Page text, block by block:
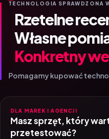
TECHNOLOGIA SPRAWDZONA
Rzetelne
Własne
Konkretny
Pomagamy kupować
DLA MAREK I AGENCJI
Masz sprzęt, który
przetestować?